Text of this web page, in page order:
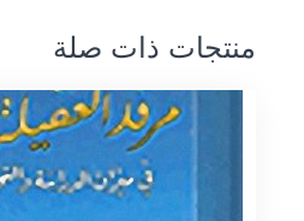
منتجات ذات صلة